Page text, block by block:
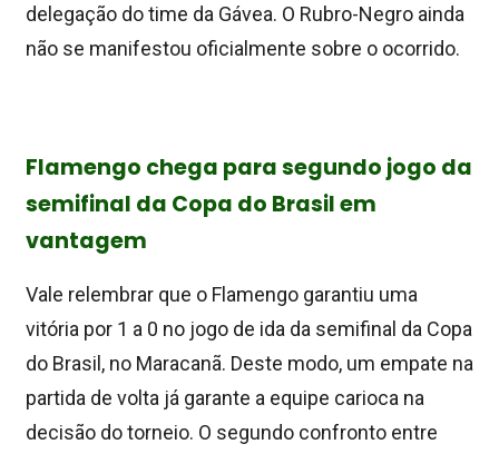
delegação do time da Gávea. O Rubro-Negro ainda
não se manifestou oficialmente sobre o ocorrido.
Flamengo chega para segundo jogo da
semifinal da Copa do Brasil em
vantagem
Vale relembrar que o Flamengo garantiu uma
vitória por 1 a 0 no jogo de ida da semifinal da Copa
do Brasil, no Maracanã. Deste modo, um empate na
partida de volta já garante a equipe carioca na
decisão do torneio. O segundo confronto entre